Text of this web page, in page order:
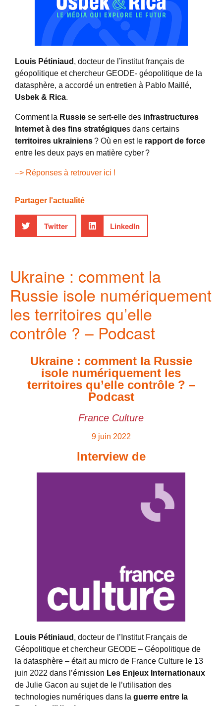
Louis Pétiniaud , docteur de l’institut français de
géopolitique et chercheur GEODE- géopolitique de la
datasphère, a accordé un entretien à Pablo Maillé,
Usbek & Rica.
Comment la Russie se sert-elle des infrastructures
Internet à des fins stratégiques dans certains
territoires ukrainiens? Où en est le rapport de force
entre les deux pays en matière cyber ?
–> Réponses à retrouver ici !
Partager l'actualité
Twitter LinkedIn
Ukraine : comment la
Russie isole numériquement
les territoires qu’elle
contrôle ? – Podcast
Ukraine : comment la Russie
isole numériquement les
territoires qu’elle contrôle ? –
Podcast
France Culture
9 juin 2022
Interview de
Louis Pétiniaud , docteur de l’Institut Français de
Géopolitique et chercheur GEODE – Géopolitique de
la datasphère – était au micro de France Culture le 13
juin 2022 dans l’émission Les Enjeux Internationaux
de Julie Gacon au sujet de le l’utilisation des
technologies numériques dans la guerre entre la